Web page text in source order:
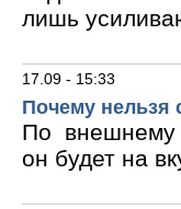
лишь
17.09 - 15:33
Почему нельзя
По внешнему
он будет на